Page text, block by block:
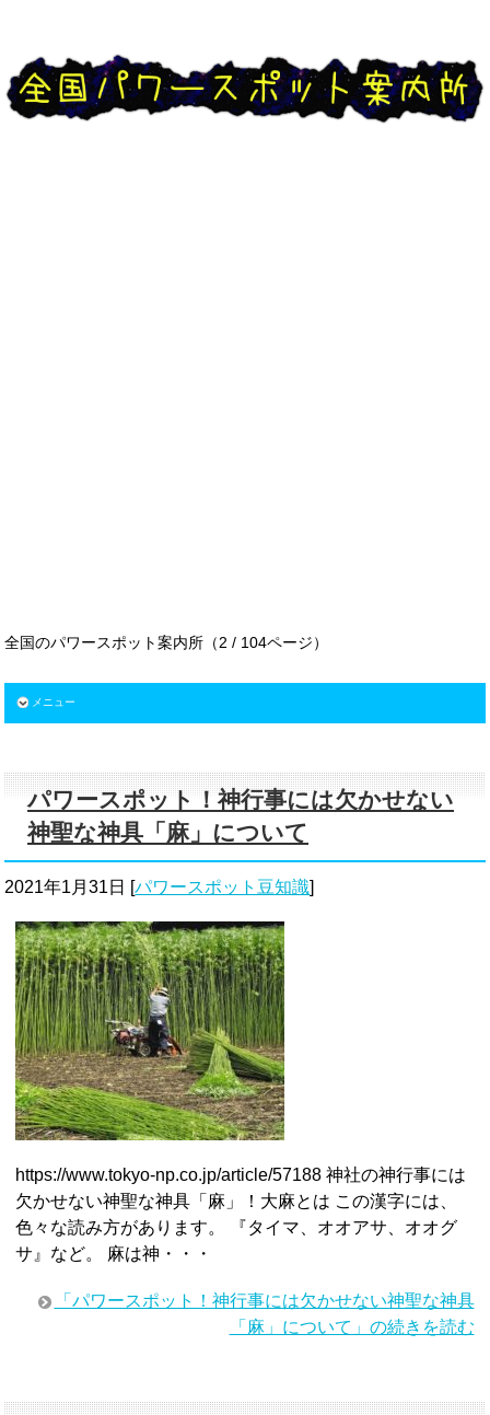
全国のパワースポット案内所（2 / 104ページ）
メニュー
パワースポット！神行事には欠かせない
神聖な神具「麻」について
2021年1月31日 [パワースポット豆知識]
https://www.tokyo-np.co.jp/article/57188 神社の神行事には
欠かせない神聖な神具「麻」！大麻とは この漢字には、
色々な読み方があります。 『タイマ、オオアサ、オオグ
サ』など。 麻は神・・・
「パワースポット！神行事には欠かせない神聖な神具
「麻」について」の続きを読む